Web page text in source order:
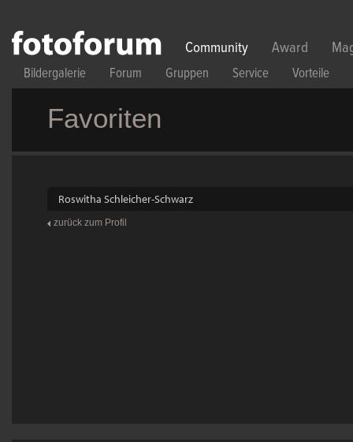
Community Award
Bildergalerie Forum Gruppen Service Vorteile
Favoriten
Roswitha Schleicher-Schwarz
zurück zum Profil